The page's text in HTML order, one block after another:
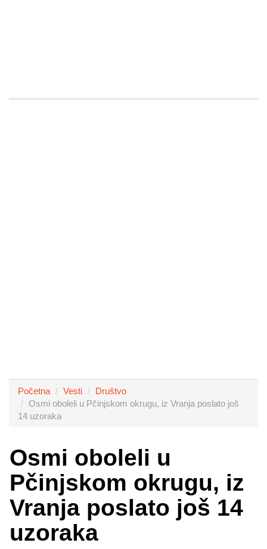
Početna Vesti
Društvo
Osmi oboleli u Pčinjskom okrugu, iz Vranja poslato još
14 uzoraka
Osmi oboleli u
Pčinjskom okrugu, iz
Vranja poslato još 14
uzoraka